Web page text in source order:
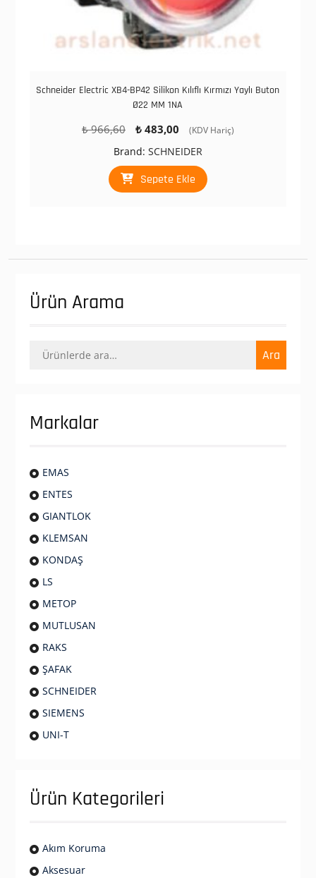
Schneider Electric XB4-BP42 Silikon Kılıflı Kırmızı Yaylı Buton
Ø22 MM 1NA
₺966,60
Orijinal
fiyat:
₺ 966,60.
₺483,00
Şu
fiyat:
₺ 483,00.
(KDV Hariç)
Brand: SCHNEIDER
Sepete Ekle
Ürün Arama
Ara: Ara
Markalar
EMAS
ENTES
GIANTLOK
KLEMSAN
KONDAŞ
LS
METOP
MUTLUSAN
RAKS
ŞAFAK
SCHNEIDER
SIEMENS
UNI-T
Ürün Kategorileri
Akım Koruma
Aksesuar